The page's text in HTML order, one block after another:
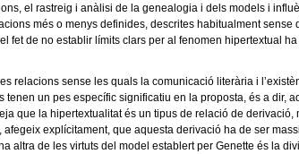
el rastreig i anàlisi de la genealogia i dels models i
més o menys definides, descrites habitualment sense
fet de no establir límits clars per al fenomen hipertextual
relacions sense les quals la comunicació literària i
un pes específic significatiu en la proposta, és a dir,
que la hipertextualitat és un tipus de relació de derivació,
explícitament, que aquesta derivació ha de ser
altra de les virtuts del model establert per Genette és la